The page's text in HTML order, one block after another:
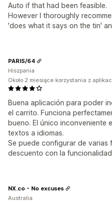
Auto if that had been feasible.
However I thoroughly
'does what it says on the tin'
Buena aplicación para poder
el carrito. Funciona
bueno. El único inconveniente
textos a idiomas.
Se puede configurar de varias
descuento con la
PARIS/64
Hiszpania
Około 2 miesiące korzystania z
NX.co - No excuses
Australia